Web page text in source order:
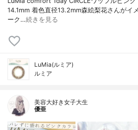
14.1mm 着色直径13.2mm森絵梨花さんがイ
ーク…続きを見る
LuMia(ルミア)
ルミア
美容大好き女子大生
優亜